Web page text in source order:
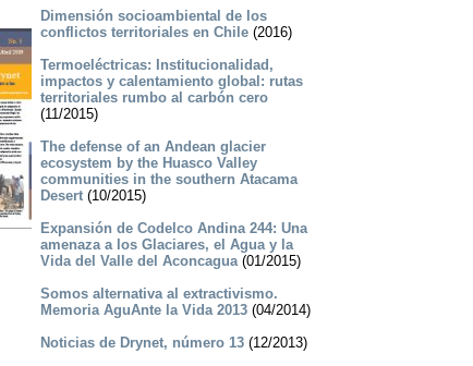
Dimensión socioambiental de los
conflictos territoriales en Chile(2016)
Termoeléctricas: Institucionalidad,
impactos y calentamiento global: rutas
territoriales rumbo al carbón cero
(11/2015)
The defense of an Andean glacier
ecosystem by the Huasco Valley
communities in the southern Atacama
Desert(10/2015)
Expansión de Codelco Andina 244: Una
amenaza a los Glaciares, el Agua y la
Vida del Valle del Aconcagua(01/2015)
Somos alternativa al extractivismo.
Memoria AguAnte la Vida 2013(04/2014)
Noticias de Drynet, número 13(12/2013)